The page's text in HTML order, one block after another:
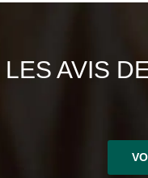
LES AVIS